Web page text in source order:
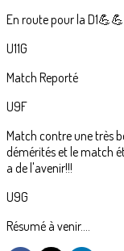
En route pour la D1💪💪
U11G
Match Reporté
U9F
Match contre une très
démérités et le match
a de l'avenir!!!
U9G
Résumé à venir....